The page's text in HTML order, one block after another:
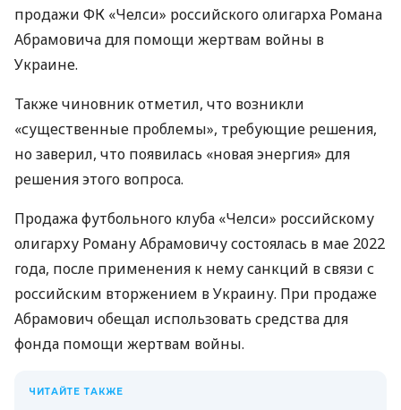
продажи ФК «Челси» российского олигарха Романа
Абрамовича для помощи жертвам войны в
Украине.
Также чиновник отметил, что возникли
«существенные проблемы», требующие решения,
но заверил, что появилась «новая энергия» для
решения этого вопроса.
Продажа футбольного клуба «Челси» российскому
олигарху Роману Абрамовичу состоялась в мае 2022
года, после применения к нему санкций в связи с
российским вторжением в Украину. При продаже
Абрамович обещал использовать средства для
фонда помощи жертвам войны.
ЧИТАЙТЕ ТАКЖЕ